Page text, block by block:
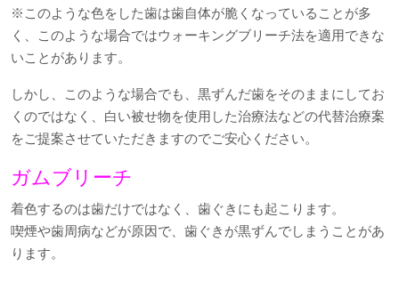
※このような色をした歯は歯自体が脆くなっていることが多
く、このような場合ではウォーキングブリーチ法を適用できな
いことがあります。
しかし、このような場合でも、黒ずんだ歯をそのままにしてお
くのではなく、白い被せ物を使用した治療法などの代替治療案
をご提案させていただきますのでご安心ください。
ガムブリーチ
着色するのは歯だけではなく、歯ぐきにも起こります。
喫煙や歯周病などが原因で、歯ぐきが黒ずんでしまうことがあ
ります。